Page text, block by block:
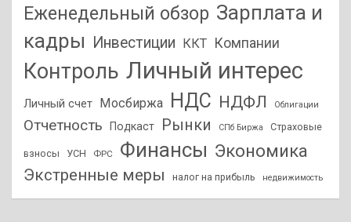
Еженедельный обзор Зарплата и
кадры
Инвестиции ККТ Компании
Контроль Личный интерес
Личный счет Мосбиржа НДС НДФЛ Облигации
Отчетность Подкаст Рынки СПб Биржа Страховые
взносы УСН ФРС Финансы Экономика
Экстренные меры налог на прибыль недвижимость